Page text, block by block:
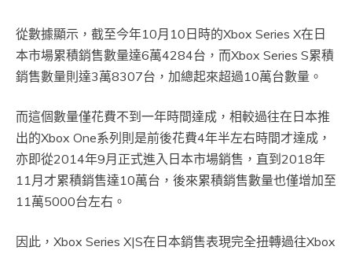
從數據顯示，截至今年10月10日時的Xbox Series X在日
本市場累積銷售數量達6萬4284台，而Xbox Series S累積
銷售數量則達3萬8307台，加總起來超過10萬台數量。
而這個數量僅花費不到一年時間達成，相較過往在日本推
出的Xbox One系列則是前後花費4年半左右時間才達成，
亦即從2014年9月正式進入日本市場銷售，直到2018年
11月才累積銷售達10萬台，後來累積銷售數量也僅增加至
11萬5000台左右。
因此，Xbox Series X|S在日本銷售表現完全扭轉過往Xbox